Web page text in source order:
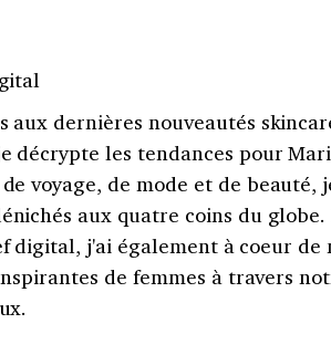
aux dernières nouveautés
décrypte les tendances pour
voyage, de mode et de beauté,
aux quatre coins du
digital, j'ai également à coeur de
de femmes à travers